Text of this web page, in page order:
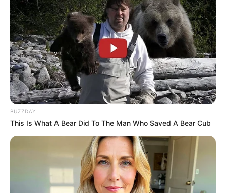
BUZZDAY
This Is What A Bear Did To The Man Who Saved A Bear Cub